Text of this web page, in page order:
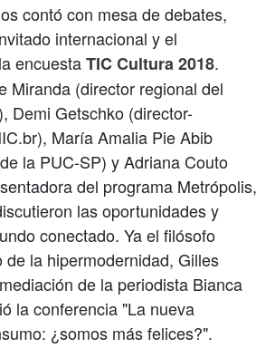
contó con mesa de debates,
internacional y el
encuestaTIC Cultura 2018.
Miranda (director regional del
Demi Getschko (director-
María Amalia Pie Abib
la PUC-SP) y Adriana Couto
del programa Metrópolis,
las oportunidades y
conectado. Ya el filósofo
de la hipermodernidad, Gilles
de la periodista Bianca
la conferencia "La nueva
¿somos más felices?".